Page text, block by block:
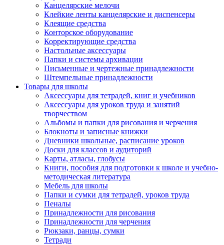
Канцелярские мелочи
Клейкие ленты канцелярские и диспенсеры
Клеящие средства
Конторское оборудование
Корректирующие средства
Настольные аксессуары
Папки и системы архивации
Письменные и чертежные принадлежности
Штемпельные принадлежности
Товары для школы
Аксессуары для тетрадей, книг и учебников
Аксессуары для уроков труда и занятий
творчеством
Альбомы и папки для рисования и черчения
Блокноты и записные книжки
Дневники школьные, расписание уроков
Доски для классов и аудиторий
Карты, атласы, глобусы
Книги, пособия для подготовки к школе и учебно-
методическая литература
Мебель для школы
Папки и сумки для тетрадей, уроков труда
Пеналы
Принадлежности для рисования
Принадлежности для черчения
Рюкзаки, ранцы, сумки
Тетради